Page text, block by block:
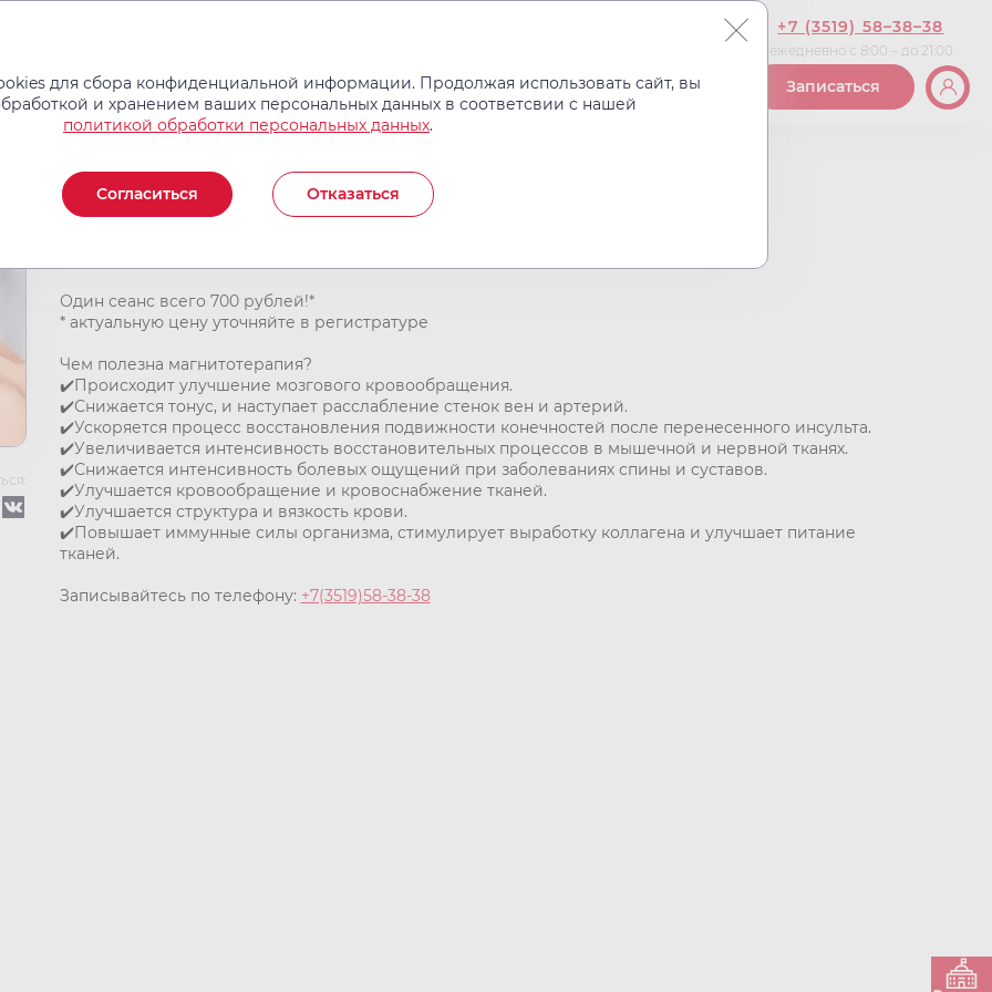
+7 (3519) 58–38–38
ежедневно с 8:00 – до 21:00
Записаться
Спецпредложение на магнитотерапию!
Один сеанс всего 700 рублей!*
* актуальную цену уточняйте в регистратуре
Чем полезна магнитотерапия?
✔️Происходит улучшение мозгового кровообращения.
✔️Снижается тонус, и наступает расслабление стенок вен и артерий.
✔️Ускоряется процесс восстановления подвижности конечностей после перенесенного инсульта.
✔️Увеличивается интенсивность восстановительных процессов в мышечной и нервной тканях.
✔️Снижается интенсивность болевых ощущений при заболеваниях спины и суставов.
✔️Улучшается кровообращение и кровоснабжение тканей.
✔️Улучшается структура и вязкость крови.
✔️Повышает иммунные силы организма, стимулирует выработку коллагена и улучшает питание
тканей.
Записывайтесь по телефону: +7(3519)58-38-38
для сбора конфиденциальной информации. Продолжая использовать сайт, вы
и хранением ваших персональных данных в соответсвии с нашей
политикой обработки персональных данных.
Согласиться Отказаться